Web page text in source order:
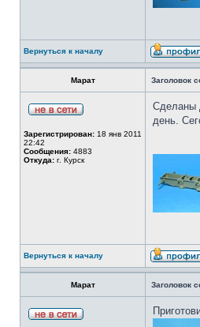
Вернуться к началу
Марат Заголовок
Зарегистрирован: 18 янв 2011
22:42
Сообщения: 4883
Откуда: г. Курск
Сделаны
день.
Вернуться к началу
Марат Заголовок